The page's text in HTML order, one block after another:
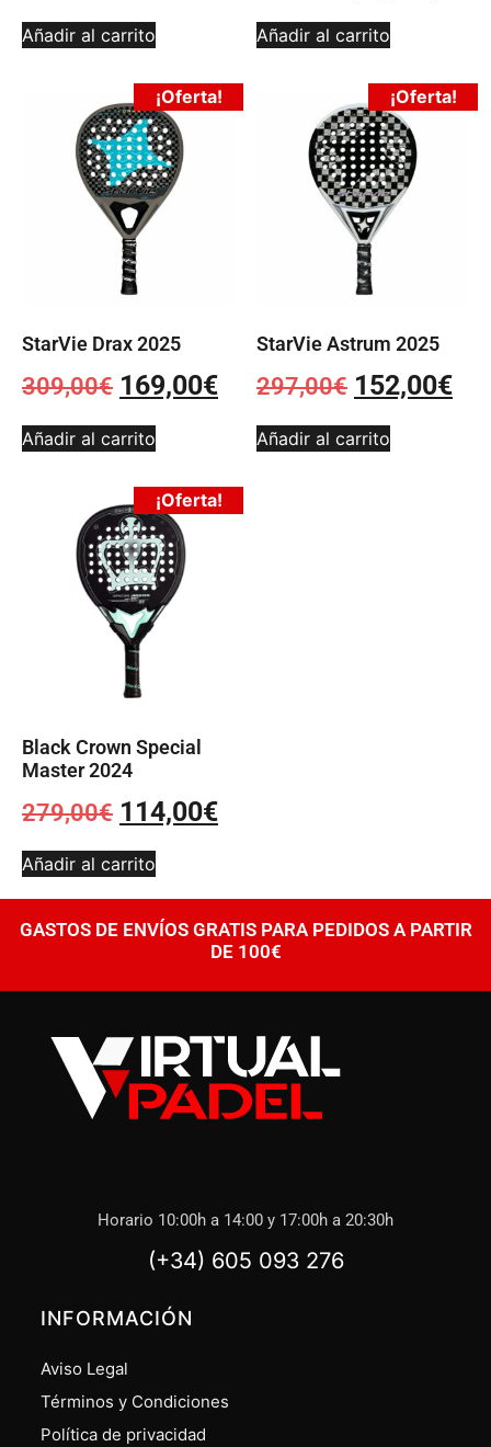
Añadir al carrito Añadir al carrito
¡Oferta!
StarVie Drax 2025
309,00€ 169,00€
Añadir al carrito
¡Oferta!
StarVie Astrum 2025
297,00€ 152,00€
Añadir al carrito
¡Oferta!
Black Crown Special
Master 2024
279,00€ 114,00€
Añadir al carrito
GASTOS DE ENVÍOS GRATIS PARA PEDIDOS A PARTIR
DE 100€
Horario 10:00h a 14:00 y 17:00h a 20:30h
(+34) 605 093 276
INFORMACIÓN
Aviso Legal
Términos y Condiciones
Política de privacidad